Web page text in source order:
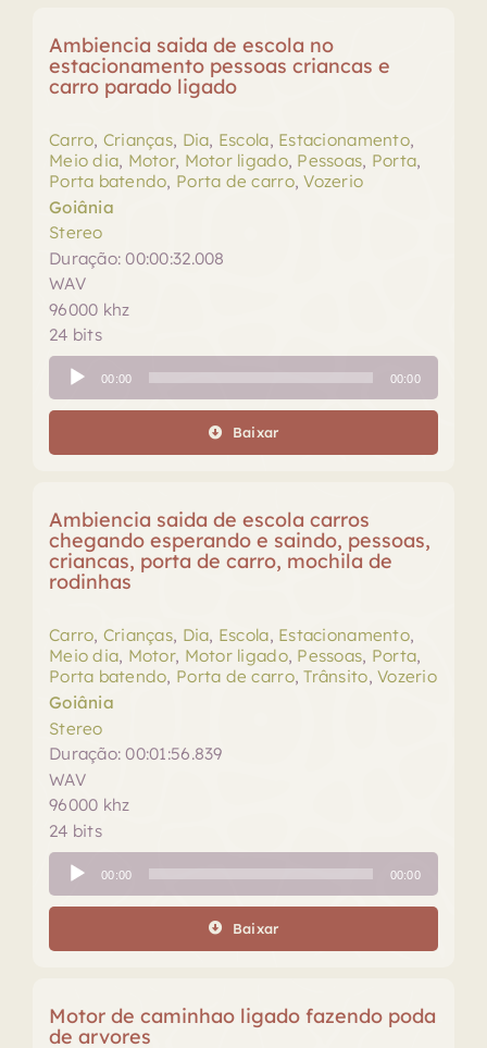
Ambiencia saida de escola no
estacionamento pessoas criancas e
carro parado ligado
Carro, Crianças, Dia, Escola, Estacionamento,
Meio dia, Motor, Motor ligado, Pessoas, Porta,
Porta batendo, Porta de carro,Vozerio
Goiânia
Stereo
Duração: 00:00:32.008
WAV
96000 khz
24 bits
Tocador
de
áudio
00:00 00:00
Baixar
Ambiencia saida de escola carros
chegando esperando e saindo, pessoas,
criancas, porta de carro, mochila de
rodinhas
Carro, Crianças, Dia, Escola, Estacionamento,
Meio dia, Motor, Motor ligado, Pessoas, Porta,
Porta batendo, Porta de carro,Trânsito,Vozerio
Goiânia
Stereo
Duração: 00:01:56.839
WAV
96000 khz
24 bits
Tocador
de
áudio
00:00 00:00
Baixar
Motor de caminhao ligado fazendo poda
de arvores